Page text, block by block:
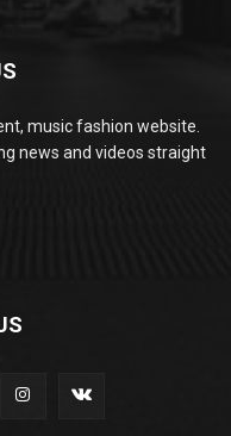
music fashion website.
news and videos straight